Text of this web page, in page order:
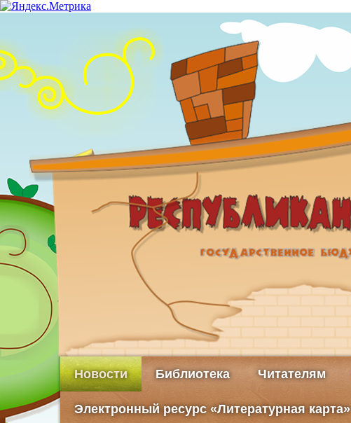
Новости Библиотека Читателям
Электронный ресурс «Литературная карта»